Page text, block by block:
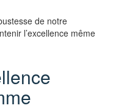
de notre
l’excellence même